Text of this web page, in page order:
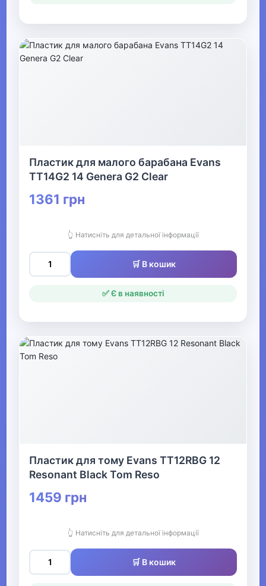
Ударні інструменти
Пластики
▶
Духові інструменти
Звукозапис
▶
▶
Кінний спорт
Пластик для малого барабана Evans
TT14G2 14 Genera G2 Clear
1361 грн
👆 Натисніть для детальної інформації
🛒 В кошик
✅ Є в наявності
Пластик для тому Evans TT12RBG 12
Resonant Black Tom Reso
1459 грн
👆 Натисніть для детальної інформації
🛒 В кошик